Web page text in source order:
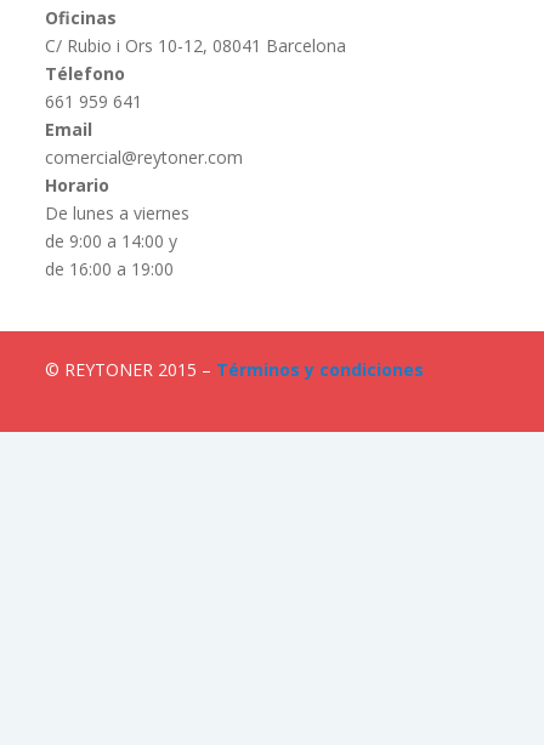
Oficinas
C/ Rubio i Ors 10-12, 08041 Barcelona
Télefono
661 959 641
Email
comercial@reytoner.com
Horario
De lunes a viernes
de 9:00 a 14:00 y
de 16:00 a 19:00
© REYTONER 2015 – Términos y condiciones